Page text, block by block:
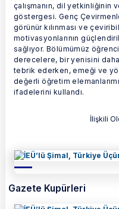
çalışmanın, dil
göstergesi. Genç
görünür kılınması ve
motivasyonlarının
sağlıyor. Bölümümüz
derecelere, bir yenisini
tebrik ederken, emeği ve
değerli öğretim
ifadelerini kullandı.
İlişkili
Gazete Kupürleri